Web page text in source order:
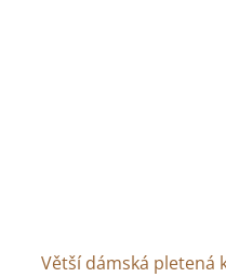
Větší dámská pletená